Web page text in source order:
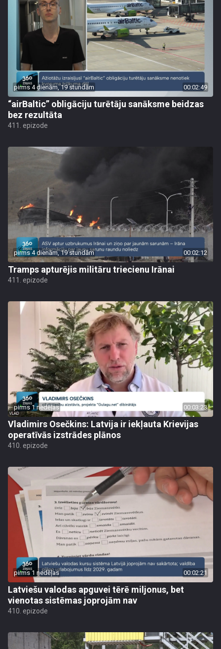
pirms 4 dienām, 19 stundām 00:02:49
“airBaltic” obligāciju turētāju sanāksme beidzas
bez rezultāta
411. epizode
pirms 4 dienām, 19 stundām 00:02:12
Tramps apturējis militāru triecienu Irānai
411. epizode
pirms 1 nedēļas 00:03:23
Vladimirs Osečkins: Latvija ir iekļauta Krievijas
operatīvās izstrādes plānos
410. epizode
pirms 1 nedēļas 00:02:21
Latviešu valodas apguvei tērē miljonus, bet
vienotas sistēmas joprojām nav
410. epizode